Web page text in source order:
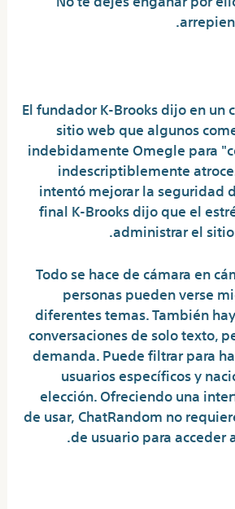
El fundador K-Brooks dijo en un
sitio web que algunos
indebidamente Omegle para
indescriptiblemente
intentó mejorar la seguridad
final K-Brooks dijo que el
administrar el
Todo se hace de cámara en
personas pueden verse
diferentes temas. También
conversaciones de solo texto,
demanda. Puede filtrar para
usuarios específicos y
elección. Ofreciendo una
de usar, ChatRandom no
de usuario para acceder